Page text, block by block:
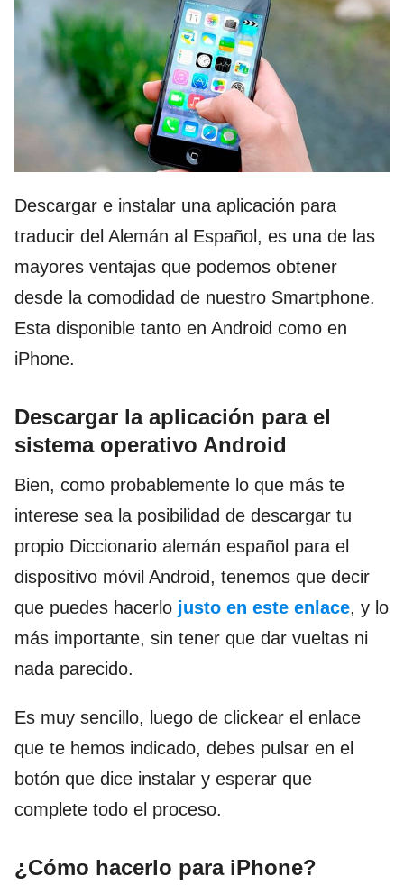
Descargar e instalar una aplicación para
traducir del Alemán al Español, es una de las
mayores ventajas que podemos obtener
desde la comodidad de nuestro Smartphone.
Esta disponible tanto en Android como en
iPhone.
Descargar la aplicación para el
sistema operativo Android
Bien, como probablemente lo que más te
interese sea la posibilidad de descargar tu
propio Diccionario alemán español para el
dispositivo móvil Android, tenemos que decir
que puedes hacerlo justo en este enlace, y lo
más importante, sin tener que dar vueltas ni
nada parecido.
Es muy sencillo, luego de clickear el enlace
que te hemos indicado, debes pulsar en el
botón que dice instalar y esperar que
complete todo el proceso.
¿Cómo hacerlo para iPhone?